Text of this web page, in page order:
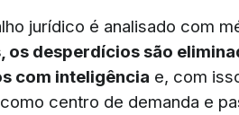
jurídico é analisado com
os desperdícios são
com inteligência e, com
centro de demanda e